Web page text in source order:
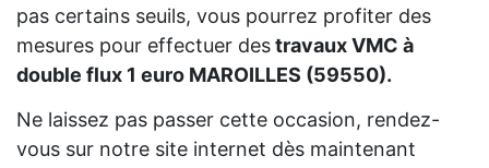
pas certains seuils, vous pourrez profiter des
mesures pour effectuer destravaux VMC à
double flux 1 euro MAROILLES (59550).
Ne laissez pas passer cette occasion, rendez-
vous sur notre site internet dès maintenant